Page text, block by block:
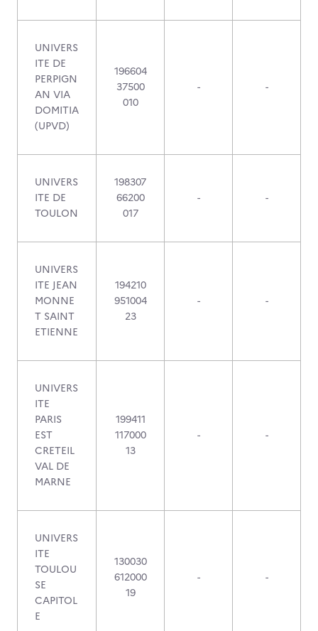
UNIVERS
ITE DE
PERPIGN
AN VIA
DOMITIA
(UPVD)
196604
37500
010
- -
UNIVERS
ITE DE
TOULON
198307
66200
017
- -
UNIVERS
ITE JEAN
MONNE
T SAINT
ETIENNE
194210
951004
23
- -
UNIVERS
ITE
PARIS
EST
CRETEIL
VAL DE
MARNE
199411
117000
13
- -
UNIVERS
ITE
TOULOU
SE
CAPITOL
E
130030
612000
19
- -